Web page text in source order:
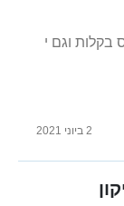
וגם י
2 ביוני 2021